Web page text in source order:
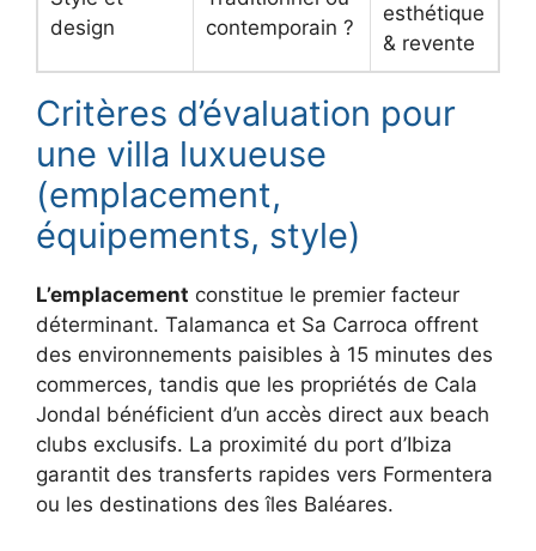
design
contemporain ?
esthétique
& revente
Critères d’évaluation pour
une villa luxueuse
(emplacement,
équipements, style)
L’emplacement constitue le premier facteur
déterminant. Talamanca et Sa Carroca offrent
des environnements paisibles à 15 minutes des
commerces, tandis que les propriétés de Cala
Jondal bénéficient d’un accès direct aux beach
clubs exclusifs. La proximité du port d’Ibiza
garantit des transferts rapides vers Formentera
ou les destinations des îles Baléares.